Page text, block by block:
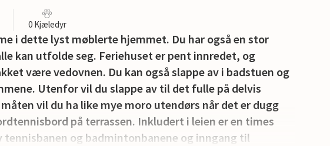
0 Kjæledyr
i dette lyst møblerte hjemmet. Du har også en stor
kan utfolde seg. Feriehuset er pent innredet, og
være vedovnen. Du kan også slappe av i badstuen og
Utenfor vil du slappe av til det fulle på delvis
vil du ha like mye moro utendørs når det er dugg
på terrassen. Inkludert i leien er en times
tennisbanen og badmintonbanene og inngang til